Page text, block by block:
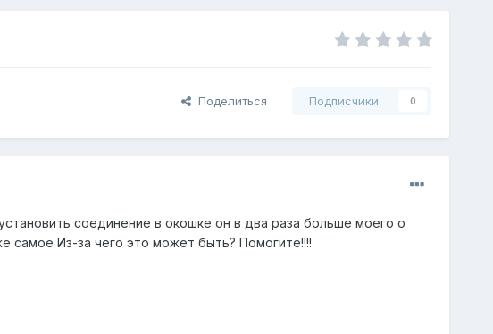
Поделиться Подписчики 0
соединение в окошке он в два раза больше моего о
самое Из-за чего это может быть? Помогите!!!!